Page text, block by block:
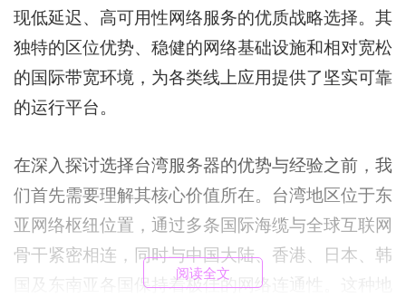
现低延迟、高可用性网络服务的优质战略选择。其
独特的区位优势、稳健的网络基础设施和相对宽松
的国际带宽环境，为各类线上应用提供了坚实可靠
的运行平台。
在深入探讨选择台湾服务器的优势与经验之前，我
们首先需要理解其核心价值所在。台湾地区位于东
亚网络枢纽位置，通过多条国际海缆与全球互联网
骨干紧密相连，同时与中国大陆、香港、日本、韩
国及东南亚各国保持着极佳的网络连通性。这种地
阅读全文